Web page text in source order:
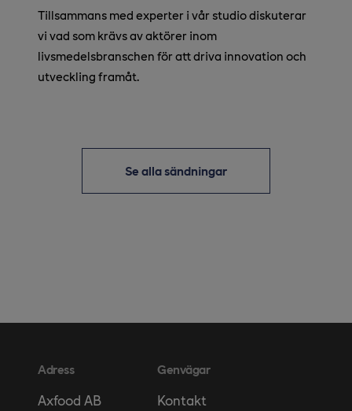
Tillsammans med experter i vår studio diskuterar
vi vad som krävs av aktörer inom
livsmedelsbranschen för att driva innovation och
utveckling framåt.
Se alla sändningar
Adress
Axfood AB
Genvägar
Kontakt